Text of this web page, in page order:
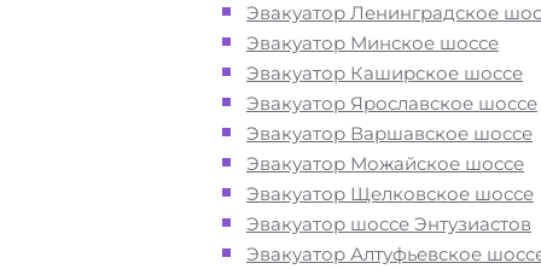
Эвакуатор Ленинградское
Эвакуатор Минское шоссе
Эвакуатор Каширское шоссе
Эвакуатор Ярославское шоссе
Эвакуатор Варшавское шоссе
Эвакуатор Можайское шоссе
Эвакуатор Щелковское шоссе
Эвакуатор шоссе Энтузиастов
Эвакуатор Алтуфьевское
Перевезём аккуратно- за рулем
автоэвакуаторов только водители
профессионалы
Цена известна при заказе услуги
Долгопрудный
доступная стоимость услуг без